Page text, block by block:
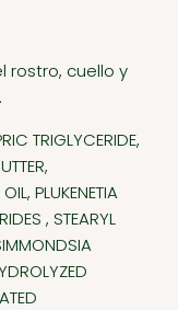
rostro, cuello y
TRIGLYCERIDE,
PLUKENETIA
, STEARYL